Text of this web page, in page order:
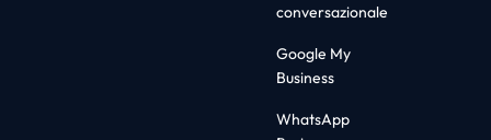
conversazionale
Google My
Business
WhatsApp